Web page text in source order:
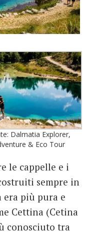
Dalmatia Explorer,
& Eco Tour
le cappelle e i
sempre in
era più pura e
Cettina (Cetina
conosciuto tra